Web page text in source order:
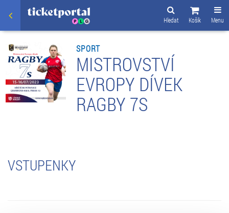
Menu
Košík
Hledat
SPORT
MISTROVSTVÍ
EVROPY DÍVEK
RAGBY 7S
VSTUPENKY